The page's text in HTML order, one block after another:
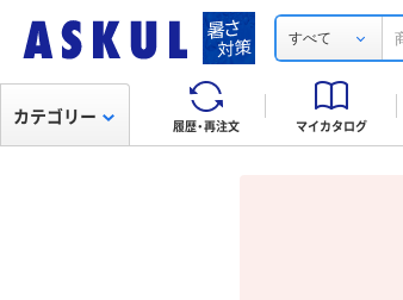
すべて
履歴・再注文 マイカタログ
カテゴリー